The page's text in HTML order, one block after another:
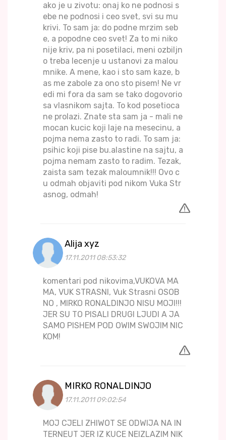
ako je u zivotu: onaj ko ne podnosi s
ebe ne podnosi i ceo svet, svi su mu
krivi. To sam ja: do podne mrzim seb
e, a popodne ceo svet! Za to mi niko
nije kriv, pa ni posetilaci, meni ozbiljn
o treba lecenje u ustanovi za malou
mnike. A mene, kao i sto sam kaze, b
as me zabole za ono sto pisem! Ne vr
edi mi fora da sam se tako dogovorio
sa vlasnikom sajta. To kod posetioca
ne prolazi. Znate sta sam ja - mali ne
mocan kucic koji laje na mesecinu, a
pojma nema zasto to radi. To sam ja:
psihic koji pise bu.alastine na sajtu, a
pojma nemam zasto to radim. Tezak,
zaista sam tezak maloumnik!!! Ovo c
u odmah objaviti pod nikom Vuka Str
asnog, odmah!
Alija xyz
17.11.2011 08:53:32
komentari pod nikovima,VUKOVA MA
MA, VUK STRASNI, Vuk Strasni OSOB
NO , MIRKO RONALDINJO NISU MOJI!!!
JER SU TO PISALI DRUGI LJUDI A JA
SAMO PISHEM POD OWIM SWOJIM NIC
KOM!
MIRKO RONALDINJO
17.11.2011 09:02:54
MOJ CJELI ZHIWOT SE ODWIJA NA IN
TERNEUT JER IZ KUCE NEIZLAZIM NIK